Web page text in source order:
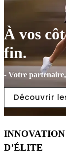
À vos
fin.
- Votre
Découvrir
D’ÉLITE